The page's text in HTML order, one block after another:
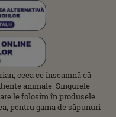
ceea ce înseamnă că
animale. Singurele
le folosim în produsele
pentru gama de săpunuri